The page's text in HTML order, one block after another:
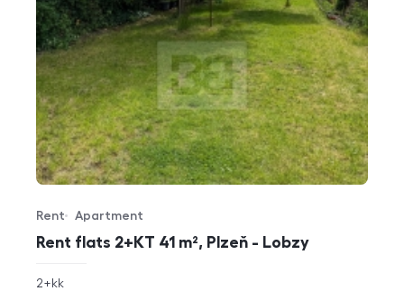
Rent flats 2+KT 41 m², Plzeň - Lobzy
Offer type
Rent
Property type
Apartment
rozměry
2+kk